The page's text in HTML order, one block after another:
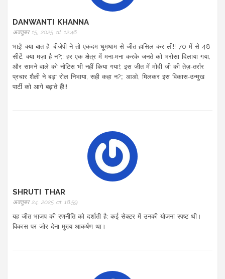
DANWANTI KHANNA
अक्तूबर 15, 2025 at 12:46
भाई! क्या बात है, बीजेपी ने तो एकदम धूमधाम से जीत हासिल कर ली!! 70 में से 48
सीटें, क्या मज़ा है न?;; हर एक क्षेत्र में मना‑मना करके जनते को भरोसा दिलाया गया,
और सामने वाले को नोटिस भी नहीं किया गया!; इस जीत में मोदी जी की तेज़-तर्रार
प्रचार शैली ने बड़ा रोल निभाया, सही कहा न?;; आओ, मिलकर इस विकास‑उन्मुख
पार्टी को आगे बढ़ाते हैं!!!
SHRUTI THAR
अक्तूबर 24, 2025 at 18:59
यह जीत भाजप की रणनीति को दर्शाती है; कई सेक्टर में उनकी योजना स्पष्ट थी।
विकास पर जोर देना मुख्य आकर्षण था।